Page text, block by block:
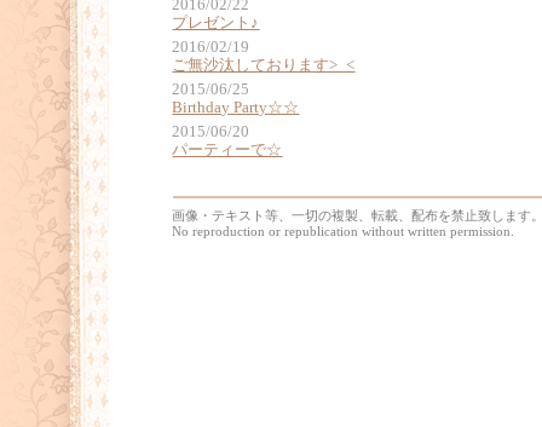
2016/02/22
プレゼント♪
2016/02/19
ご無沙汰しております>_<
2015/06/25
Birthday Party☆☆
2015/06/20
パーティーで☆
画像・テキスト等、一切の複製、転載、配布を禁止致します
No reproduction or republication without written permission.